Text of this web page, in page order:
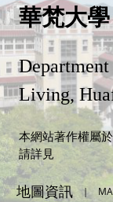
華梵大
Living,
本網站著作權屬
請詳見
地圖資訊 ｜